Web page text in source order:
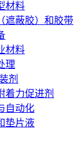
材料
遮蔽胶）和胶带
材料
理
剂
着力促进剂
自动化
垫片液